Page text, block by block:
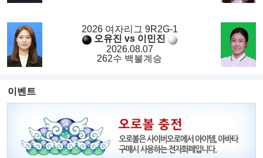
2026 여자리그 9R2G-1
오유진 vs 이민진
2026.08.07
262수 백불계승
이벤트